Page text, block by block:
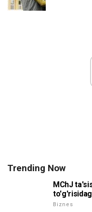
Trending Now
MChJ
Biznes